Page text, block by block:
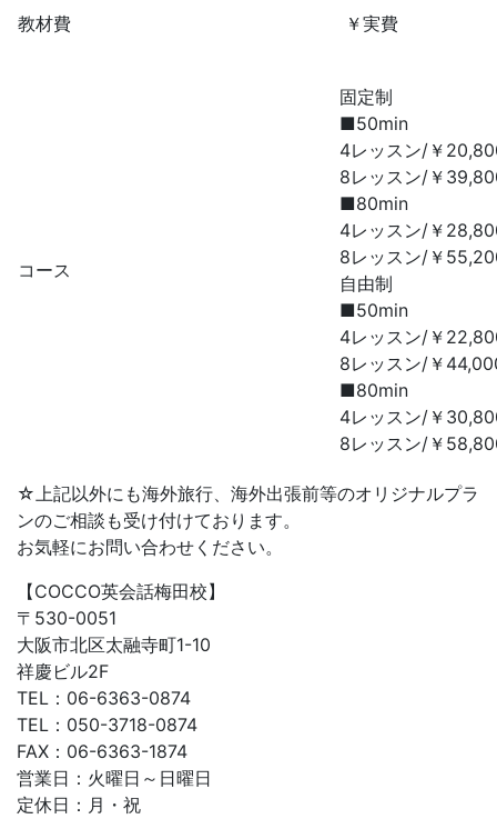
教材費 ￥実費
コース
固定制
■50min
4レッスン/￥
8レッスン/￥
■80min
4レッスン/￥
8レッスン/￥
自由制
■50min
4レッスン/￥
8レッスン/￥
■80min
4レッスン/￥
8レッスン/￥
☆上記以外にも海外旅行、海外出張前等のオリジナルプラ
ンのご相談も受け付けております。
お気軽にお問い合わせください。
【COCCO英会話梅田校】
〒530-0051
大阪市北区太融寺町1-10
祥慶ビル2F
TEL：06-6363-0874
TEL：050-3718-0874
FAX：06-6363-1874
営業日：火曜日～日曜日
定休日：月・祝